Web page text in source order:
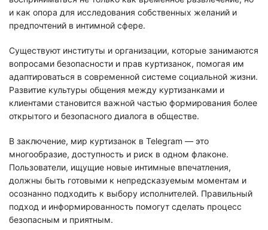
и как опора для исследования собственных желаний и
предпочтений в интимной сфере.
Существуют институты и организации, которые занимаются
вопросами безопасности и прав куртизанок, помогая им
адаптироваться в современной системе социальной жизни.
Развитие культуры общения между куртизанками и
клиентами становится важной частью формирования более
открытого и безопасного диалога в обществе.
В заключение, мир куртизанок в Telegram — это
многообразие, доступность и риск в одном флаконе.
Пользователи, ищущие новые интимные впечатления,
должны быть готовыми к непредсказуемым моментам и
осознанно подходить к выбору исполнителей. Правильный
подход и информированность помогут сделать процесс
безопасным и приятным.